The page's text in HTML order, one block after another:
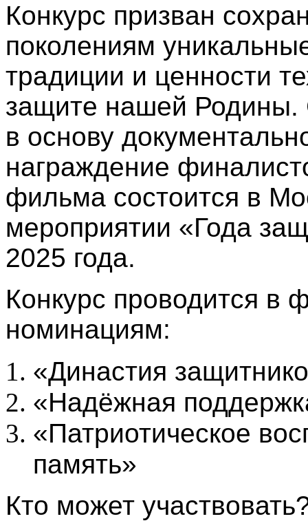
Конкурс призван
поколениям
традиции и ценности
защите нашей Родины.
в основу
награждение
фильма состоится в
мероприятии «Года
2025 года.
Конкурс проводится в
номинациям:
«Династия
«Надёжная
«Патриотическое
память»
Кто может